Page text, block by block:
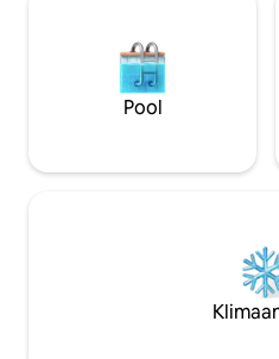
Pool